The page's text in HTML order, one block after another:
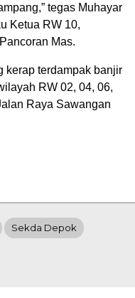
tegas Muhayar
Ketua RW 10,
Mas.
kerap terdampak banjir
RW 02, 04, 06,
Raya Sawangan
Sekda Depok